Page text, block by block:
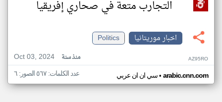
التجارب متعة في صحاري إفريقيا
اخبار موريتانيا
Politics
Oct 03, 2024
منذ سنة AZ95RO
سي ان ان عربي• arabic.cnn.com عدد الكلمات: ٥٦٧ الصور: ٦